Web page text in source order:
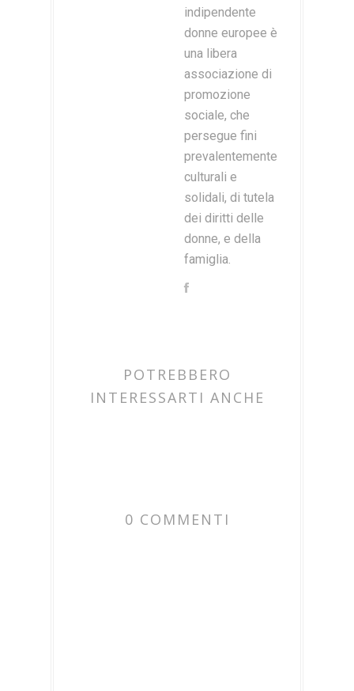
indipendente
donne europee è
una libera
associazione di
promozione
sociale, che
persegue fini
prevalentemente
culturali e
solidali, di tutela
dei diritti delle
donne, e della
famiglia.
POTREBBERO
INTERESSARTI ANCHE
0 COMMENTI